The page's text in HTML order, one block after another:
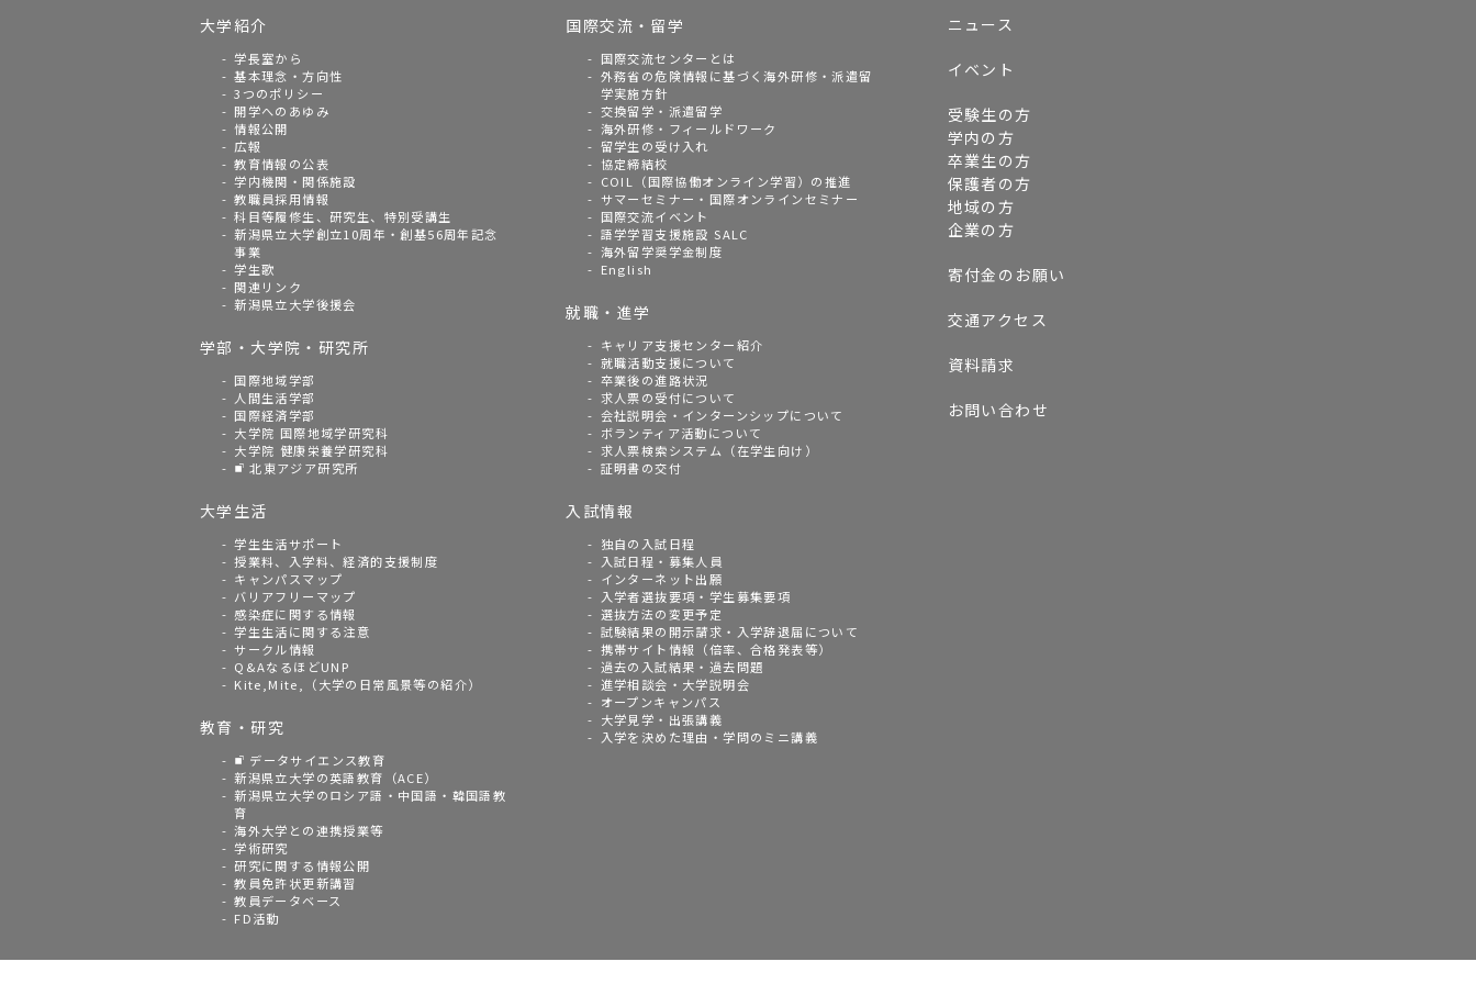
大学紹介
学長室から
基本理念・方向性
3つのポリシー
開学へのあゆみ
情報公開
広報
教育情報の公表
学内機関・関係施設
教職員採用情報
科目等履修生、研究生、特別受講生
新潟県立大学創立10周年・創基56周年記念
事業
学生歌
関連リンク
新潟県立大学後援会
学部・大学院・研究所
国際地域学部
人間生活学部
国際経済学部
大学院 国際地域学研究科
大学院 健康栄養学研究科
北東アジア研究所
大学生活
学生生活サポート
授業料、入学料、経済的支援制度
キャンパスマップ
バリアフリーマップ
感染症に関する情報
学生生活に関する注意
サークル情報
Q&AなるほどUNP
Kite,Mite,（大学の日常風景等の紹介）
教育・研究
データサイエンス教育
新潟県立大学の英語教育（ACE）
新潟県立大学のロシア語・中国語・韓国語教
育
海外大学との連携授業等
学術研究
研究に関する情報公開
教員免許状更新講習
教員データベース
FD活動
国際交流・留学
国際交流センターとは
外務省の危険情報に基づく海外研修・派遣留
学実施方針
交換留学・派遣留学
海外研修・フィールドワーク
留学生の受け入れ
協定締結校
COIL（国際協働オンライン学習）の推進
サマーセミナー・国際オンラインセミナー
国際交流イベント
語学学習支援施設 SALC
海外留学奨学金制度
English
就職・進学
キャリア支援センター紹介
就職活動支援について
卒業後の進路状況
求人票の受付について
会社説明会・インターンシップについて
ボランティア活動について
求人票検索システム（在学生向け）
証明書の交付
入試情報
独自の入試日程
入試日程・募集人員
インターネット出願
入学者選抜要項・学生募集要項
選抜方法の変更予定
試験結果の開示請求・入学辞退届について
携帯サイト情報（倍率、合格発表等）
過去の入試結果・過去問題
進学相談会・大学説明会
オープンキャンパス
大学見学・出張講義
入学を決めた理由・学問のミニ講義
ニュース
イベント
受験生の方
学内の方
卒業生の方
保護者の方
地域の方
企業の方
寄付金のお願い
交通アクセス
資料請求
お問い合わせ